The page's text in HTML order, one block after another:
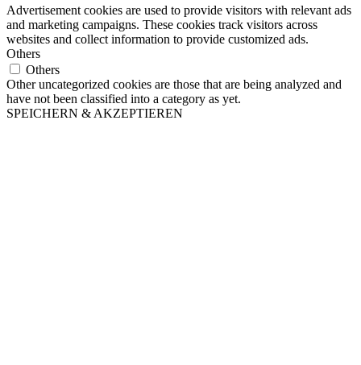
Advertisement cookies are used to provide visitors with relevant ads
and marketing campaigns. These cookies track visitors across
websites and collect information to provide customized ads.
Others
Others
Other uncategorized cookies are those that are being analyzed and
have not been classified into a category as yet.
SPEICHERN & AKZEPTIEREN